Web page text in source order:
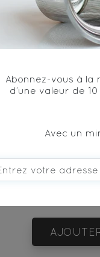
figues et fleurs /
vous
Abonnez-vous à la
d’une valeur de
Avec un